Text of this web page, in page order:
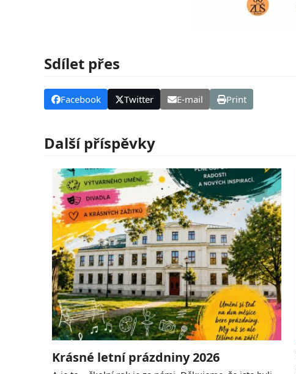
Sdílet přes
Facebook Twitter E-mail Print
Další příspěvky
Krásné letní prázdniny 2026